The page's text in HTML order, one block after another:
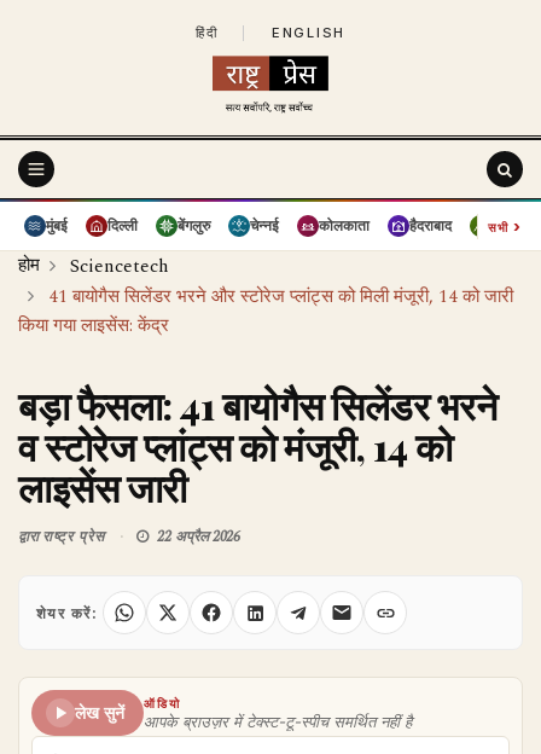
हिंदी ENGLISH
मुंबई दिल्ली बेंगलुरु चेन्नई कोलकाता हैदराबाद पुणे
सभी›
होम
Sciencetech
41 बायोगैस सिलेंडर भरने और स्टोरेज प्लांट्स को मिली मंजूरी, 14 को जारी
किया गया लाइसेंस: केंद्र
बड़ा फैसला: 41 बायोगैस सिलेंडर भरने
व स्टोरेज प्लांट्स को मंजूरी, 14 को
लाइसेंस जारी
द्वाराराष्ट्र प्रेस 22 अप्रैल 2026
शेयर करें:
लेख सुनें
ऑडियो
आपके ब्राउज़र में टेक्स्ट-टू-स्पीच समर्थित नहीं है